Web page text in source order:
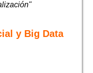
y Big Data